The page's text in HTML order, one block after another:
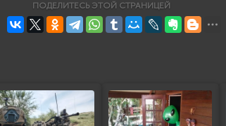
ПОДЕЛИТЕСЬ ЭТОЙ СТРАНИЦЕЙ